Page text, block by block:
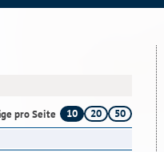
pro Seite 10 20
50